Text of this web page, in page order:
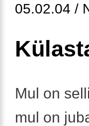
05.02.04 /
Mul on
mul on